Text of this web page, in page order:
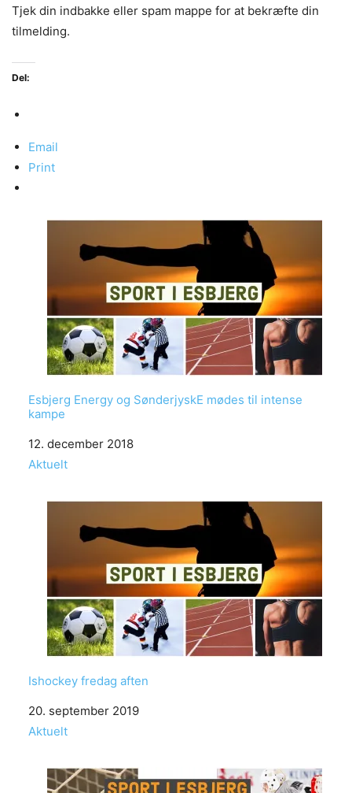
Tjek din indbakke eller spam mappe for at bekræfte din
tilmelding.
Del:
Email
Print
Esbjerg Energy og SønderjyskE mødes til intense
kampe
Date
12. december 2018
In relation to
Aktuelt
Ishockey fredag aften
Date
20. september 2019
In relation to
Aktuelt